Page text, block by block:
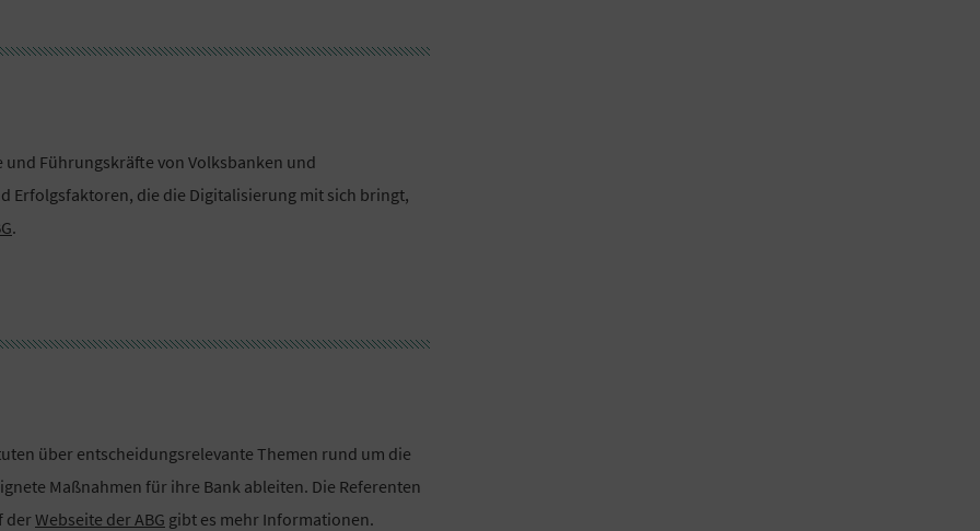
und Führungskräfte von Volksbanken und
Erfolgsfaktoren, die die Digitalisierung mit sich bringt,
.
über entscheidungsrelevante Themen rund um die
Maßnahmen für ihre Bank ableiten. Die Referenten
derWebseite der ABG gibt es mehr Informationen.